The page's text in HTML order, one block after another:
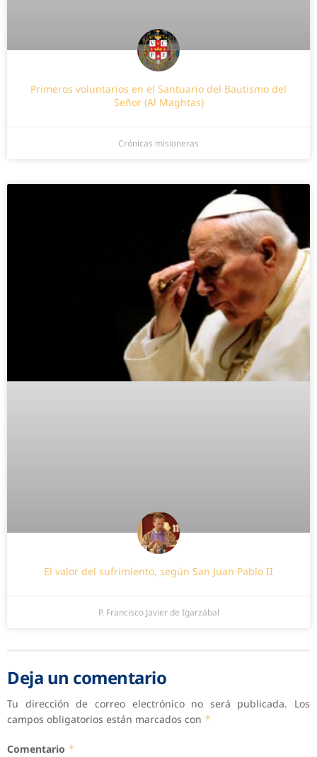
Primeros voluntarios en el Santuario del Bautismo del
Señor (Al Maghtas)
Crónicas misioneras
El valor del sufrimiento, según San Juan Pablo II
P. Francisco Javier de Igarzábal
Deja un comentario
Tu dirección de correo electrónico no será publicada.
Los
campos obligatorios están marcados con *
Comentario *